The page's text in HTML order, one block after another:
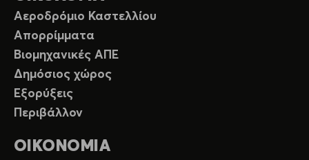
Αεροδρόμιο Καστελλίου
Απορρίμματα
Βιομηχανικές ΑΠΕ
Δημόσιος χώρος
Εξορύξεις
Περιβάλλον
ΟΙΚΟΝΟΜΙΑ